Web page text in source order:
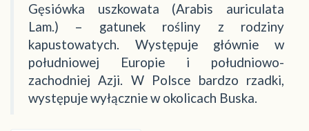
Gęsiówka uszkowata (Arabis auriculata
Lam.) – gatunek rośliny z rodziny
kapustowatych. Występuje głównie w
południowej Europie i południowo-
zachodniej Azji. W Polsce bardzo rzadki,
występuje wyłącznie w okolicach Buska.